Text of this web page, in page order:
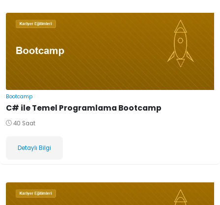
Bootcamp
C# ile Temel Programlama Bootcamp
40 Saat
Detaylı Bilgi